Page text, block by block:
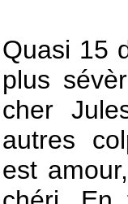
Quasi 15
plus
cher
autres
est